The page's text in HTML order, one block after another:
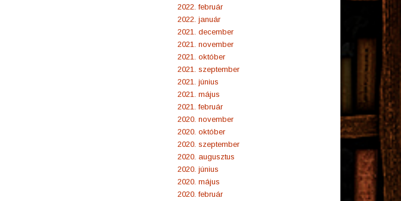
2022. február
2022. január
2021. december
2021. november
2021. október
2021. szeptember
2021. június
2021. május
2021. február
2020. november
2020. október
2020. szeptember
2020. augusztus
2020. június
2020. május
2020. február